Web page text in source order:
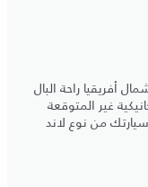
أفريقيا راحة البال
غير المتوقعة
من نوع لاند